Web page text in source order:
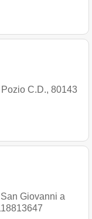
C.D., 80143
Giovanni a